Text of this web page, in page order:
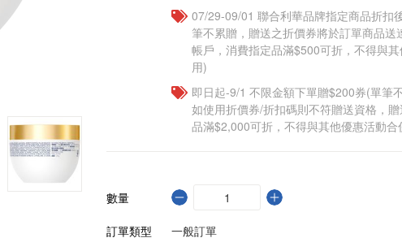
07/29-09/01 聯合利華品牌指定商品折扣
筆不累贈，贈送之折價券將於訂單商品送
帳戶，消費指定品滿$500可折，不得與
用)
即日起-9/1 不限金額下單贈$200券(單筆
如使用折價券/折扣碼則不符贈送資格，
品滿$2,000可折，不得與其他優惠活動合
數量
訂單類型
一般訂單